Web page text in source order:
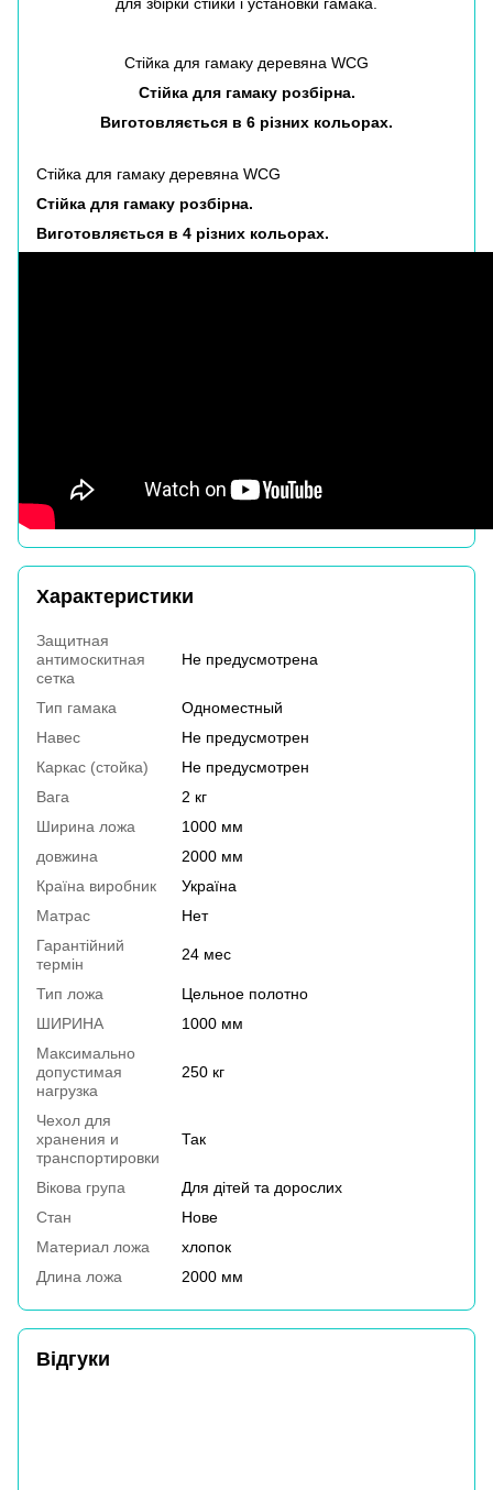
Стійка для гамаку деревяна WCG
Стійка для гамаку розбірна.
Виготовляється в 6 різних кольорах.
Стійка для гамаку деревяна WCG
Стійка для гамаку розбірна.
Виготовляється в 4 різних кольорах.
Характеристики
Защитная
антимоскитная
сетка
Не предусмотрена
Тип гамака
Одноместный
Навес
Не предусмотрен
Каркас (стойка)
Не предусмотрен
Вага
2 кг
Ширина ложа
1000 мм
довжина
2000 мм
Країна виробник
Україна
Матрас
Нет
Гарантійний
термін
24 мес
Тип ложа
Цельное полотно
ШИРИНА
1000 мм
Максимально
допустимая
нагрузка
250 кг
Чехол для
хранения и
транспортировки
Так
Вікова група
Для дітей та дорослих
Стан
Нове
Материал ложа
хлопок
Длина ложа
2000 мм
Відгуки